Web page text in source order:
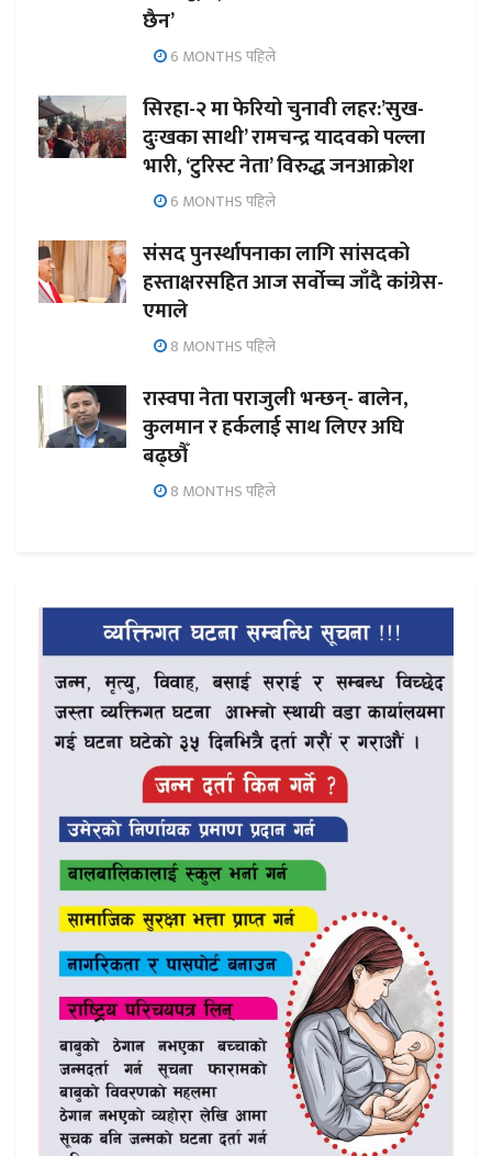
छैन’
6 MONTHS पहिले
सिरहा-२ मा फेरियो चुनावी लहर:’सुख-
दुःखका साथी’ रामचन्द्र यादवको पल्ला
भारी, ‘टुरिस्ट नेता’ विरुद्ध जनआक्रोश
6 MONTHS पहिले
संसद पुनर्स्थापनाका लागि सांसदको
हस्ताक्षरसहित आज सर्वोच्च जाँदै कांग्रेस-
एमाले
8 MONTHS पहिले
रास्वपा नेता पराजुली भन्छन्- बालेन,
कुलमान र हर्कलाई साथ लिएर अघि
बढ्छौँ
8 MONTHS पहिले